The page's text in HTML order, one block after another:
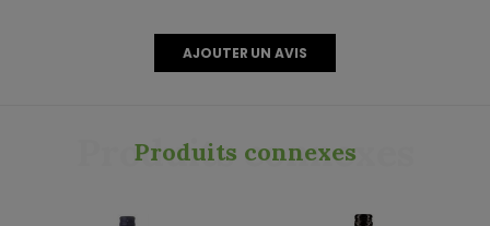
AJOUTER UN AVIS
Produits connexes
Produits connexes